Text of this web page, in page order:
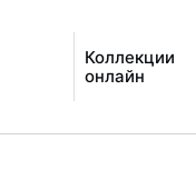
Коллекции
онлайн